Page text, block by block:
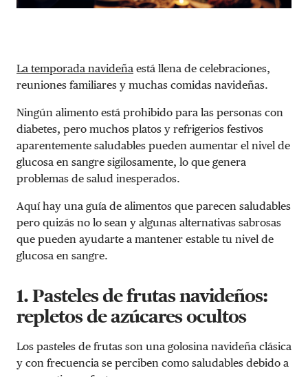
La temporada navideña está llena de celebraciones,
reuniones familiares y muchas comidas navideñas.
Ningún alimento está prohibido para las personas con
diabetes, pero muchos platos y refrigerios festivos
aparentemente saludables pueden aumentar el nivel de
glucosa en sangre sigilosamente, lo que genera
problemas de salud inesperados.
Aquí hay una guía de alimentos que parecen saludables
pero quizás no lo sean y algunas alternativas sabrosas
que pueden ayudarte a mantener estable tu nivel de
glucosa en sangre.
1. Pasteles de frutas navideños:
repletos de azúcares ocultos
Los pasteles de frutas son una golosina navideña clásica
y con frecuencia se perciben como saludables debido a